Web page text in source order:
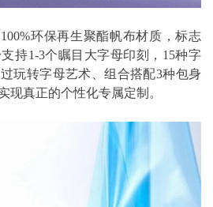
100%环保再生聚酯帆布材质，标志
持1-3个瞩目大字母印刻，15种字
玩转字母艺术、组合搭配3种包身
现真正的个性化专属定制。